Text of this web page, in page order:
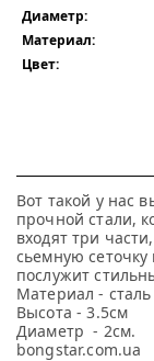
Диаметр:
Материал:
Цвет:
Вот такой у нас
прочной стали,
входят три
сьемную
послужит
Материал - сталь
Высота - 3.5см
Диаметр - 2см.
bongstar.com.ua